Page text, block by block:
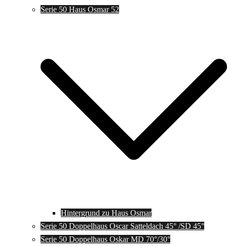
Serie 50 Haus Osmar 52
Hintergrund zu Haus Osmar
Serie 50 Doppelhaus Oscar Satteldach 45° /SD 45°
Serie 50 Doppelhaus Oskar MD 70°/30°